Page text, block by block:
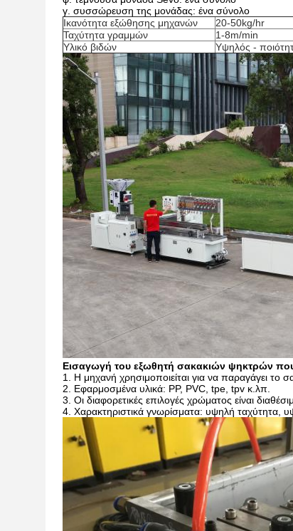
γ. συσσώρευση της μονάδας: ένα σύνολο
Ικανότητα εξώθησης μηχανών
20-50kg/hr
Ταχύτητα γραμμών
1-8m/min
Υλικό βιδών
Υψηλός -
Εισαγωγή του εξωθητή σακακιών ψηκτρών
1. Η μηχανή χρησιμοποιείται για να παραγάγει το
2. Εφαρμοσμένα υλικά: PP, PVC, tpe, tpv κ.λπ.
3. Οι διαφορετικές επιλογές χρώματος είναι
4. Χαρακτηριστικά γνωρίσματα: υψηλή ταχύτητα,